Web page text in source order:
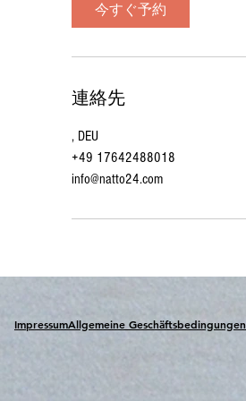
今すぐ予約
連絡先
, DEU
+49 17642488018
info@natto24.com
ImpressumAllgemeine Geschäftsbedingungen